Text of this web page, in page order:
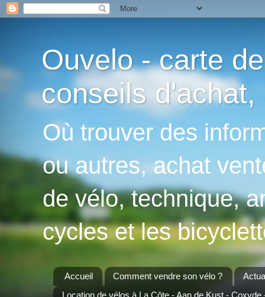
Ouvelo - carte
conseils
Où trouver des
ou autres, achat
de vélo, technique,
cycles et les
Accueil Comment vendre son vélo ?